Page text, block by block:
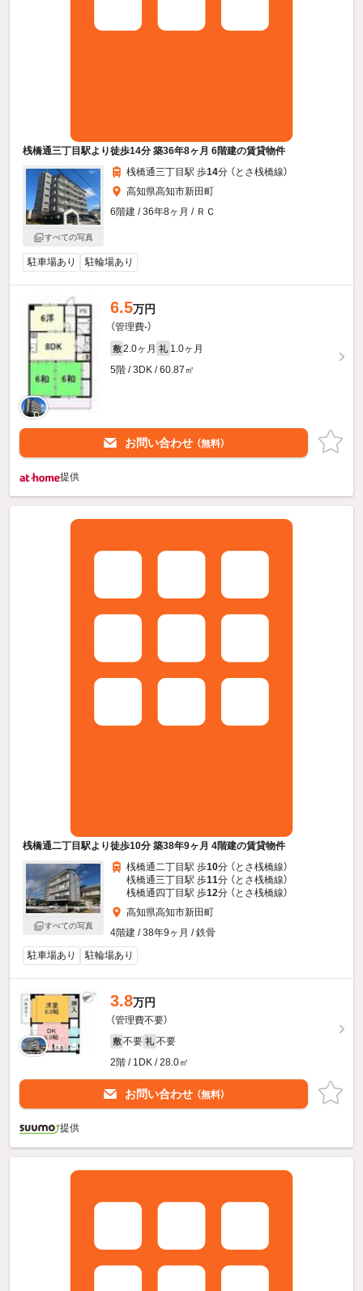
桟橋通三丁目駅より徒歩14分 築36年8ヶ月 6階建の賃貸物件
すべての写真
桟橋通三丁目駅 歩14分 （とさ桟橋線）
高知県高知市新田町
6階建 / 36年8ヶ月 / ＲＣ
駐車場あり 駐輪場あり
6.5万円
（管理費-）
敷 2.0ヶ月 礼 1.0ヶ月
5階 / 3DK / 60.87㎡
お問い合わせ （無料）
提供
桟橋通二丁目駅より徒歩10分 築38年9ヶ月 4階建の賃貸物件
すべての写真
桟橋通二丁目駅 歩10分 （とさ桟橋線）
桟橋通三丁目駅 歩11分 （とさ桟橋線）
桟橋通四丁目駅 歩12分 （とさ桟橋線）
高知県高知市新田町
4階建 / 38年9ヶ月 / 鉄骨
駐車場あり
駐輪場あり
3.8万円
（管理費不要）
敷 不要 礼 不要
2階 / 1DK / 28.0㎡
お問い合わせ （無料）
提供